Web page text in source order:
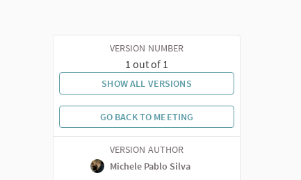
VERSION NUMBER
1 out of 1
SHOW ALL VERSIONS
GO BACK TO MEETING
VERSION AUTHOR
Michele Pablo Silva